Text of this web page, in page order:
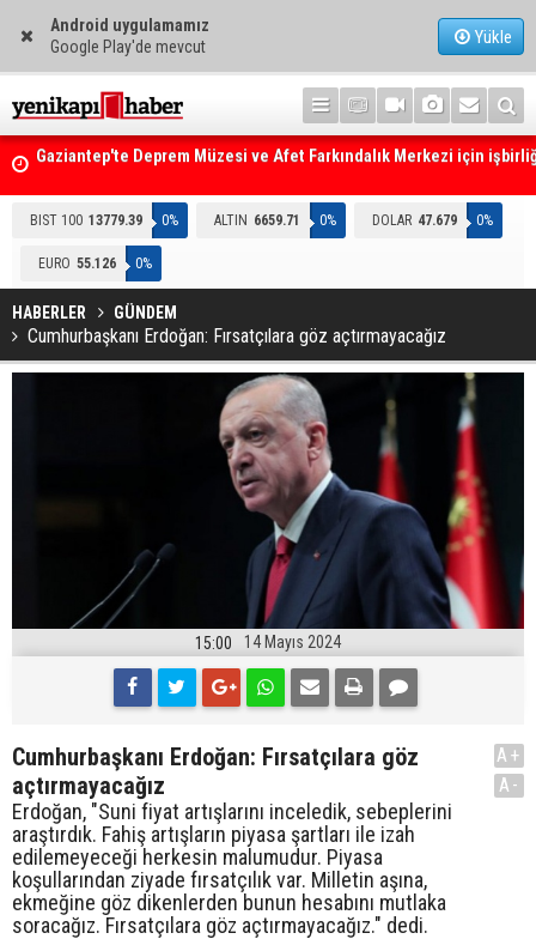
Android uygulamamız
Google Play'de mevcut
Yükle
Gaziantep'te Deprem Müzesi ve Afet Farkındalık Merkezi için
protokolü imzalandı
Resmi Gazete'de Bugün
BIST 100 13779.39 0% ALTIN 6659.71 0% DOLAR 47.679 0%
EURO 55.126 0%
HABERLER GÜNDEM
Cumhurbaşkanı Erdoğan: Fırsatçılara göz açtırmayacağız
15:00 14 Mayıs 2024
Cumhurbaşkanı Erdoğan: Fırsatçılara göz
açtırmayacağız
Erdoğan, "Suni fiyat artışlarını inceledik, sebeplerini
araştırdık. Fahiş artışların piyasa şartları ile izah
edilemeyeceği herkesin malumudur. Piyasa
koşullarından ziyade fırsatçılık var. Milletin aşına,
ekmeğine göz dikenlerden bunun hesabını mutlaka
soracağız. Fırsatçılara göz açtırmayacağız." dedi.
A+
A-